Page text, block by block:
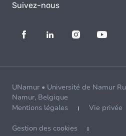
Suivez-nous
UNamur • Université de Namur
Namur, Belgique
Mentions légales
Vie privée
Gestion des cookies